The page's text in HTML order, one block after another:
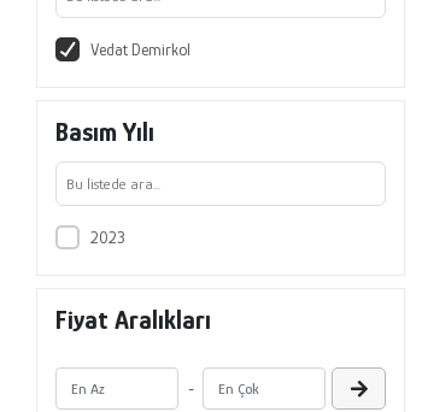
Vedat Demirkol
Basım Yılı
2023
Fiyat Aralıkları
-